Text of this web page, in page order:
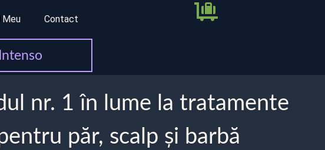
Meu Contact
nr. 1 în lume la tratamente
păr, scalp și barbă